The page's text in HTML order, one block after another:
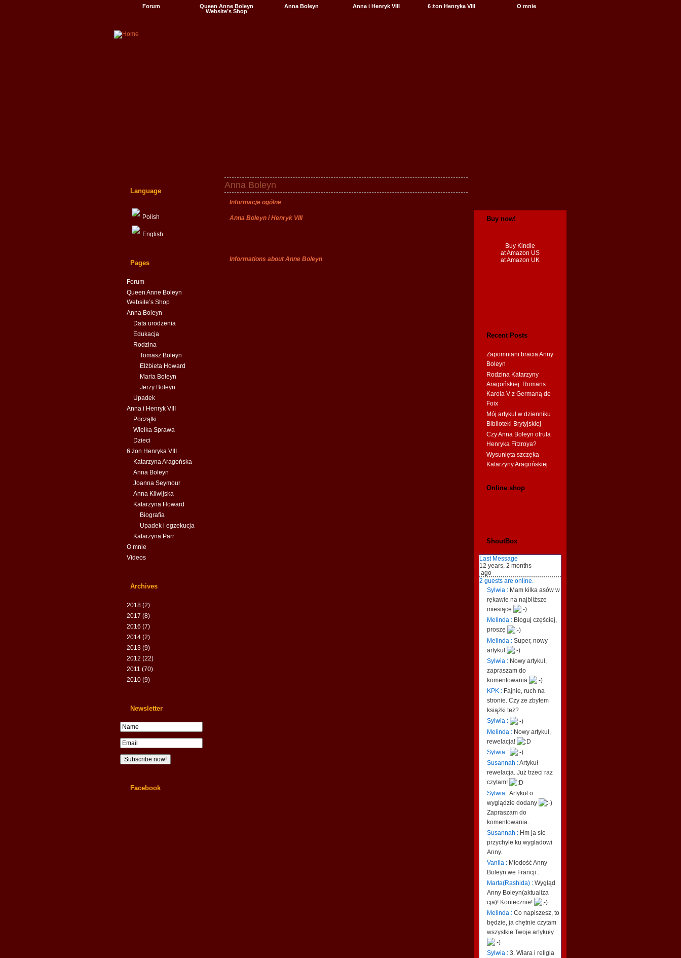
Forum
Queen Anne Boleyn
Website’s Shop
Anna Boleyn Anna i Henryk VIII 6 żon Henryka VIII O mnie
Anna Boleyn
Informacje ogólne
Anna Boleyn i Henryk VIII
Informations about Anne Boleyn
Language
Polish
English
Pages
Forum
Queen Anne Boleyn
Website’s Shop
Anna Boleyn
Data urodzenia
Edukacja
Rodzina
Tomasz Boleyn
Elżbieta Howard
Maria Boleyn
Jerzy Boleyn
Upadek
Anna i Henryk VIII
Początki
Wielka Sprawa
Dzieci
6 żon Henryka VIII
Katarzyna Aragońska
Anna Boleyn
Joanna Seymour
Anna Kliwijska
Katarzyna Howard
Biografia
Upadek i egzekucja
Katarzyna Parr
O mnie
Videos
Archives
2018 (2)
2017 (8)
2016 (7)
2014 (2)
2013 (9)
2012 (22)
2011 (70)
2010 (9)
Newsletter
Facebook
Buy now!
Buy Kindle
at Amazon US
at Amazon UK
Recent Posts
Zapomniani bracia Anny
Boleyn
Rodzina Katarzyny
Aragońskiej: Romans
Karola V z Germaną de
Foix
Mój artykuł w dzienniku
Biblioteki Brytyjskiej
Czy Anna Boleyn otruła
Henryka Fitzroya?
Wysunięta szczęka
Katarzyny Aragońskiej
Online shop
ShoutBox
Last Message
12 years, 2 months
ago
2 guests are online.
Sylwia : Mam kilka asów w
rękawie na najbliższe
miesiące
Melinda : Bloguj częściej,
proszę
Melinda : Super, nowy
artykuł
Sylwia : Nowy artykuł,
zapraszam do
komentowania
KPK : Fajnie, ruch na
stronie. Czy ze zbytem
książki też?
Sylwia :
Melinda : Nowy artykuł,
rewelacja!
Sylwia :
Susannah :Artykuł
rewelacja. Już trzeci raz
czytam!
Sylwia :Artykuł o
wyglądzie dodany
Zapraszam do
komentowania.
Susannah : Hm ja sie
przychyle ku wygladowi
Anny.
Vanila : Młodość Anny
Boleyn we Francji .
Marta(Rashida) : Wygląd
Anny Boleyn(aktualiza
cja)! Koniecznie!
Melinda : Co napiszesz, to
będzie, ja chętnie czytam
wszystkie Twoje artykuły
Sylwia : 3. Wiara i religia